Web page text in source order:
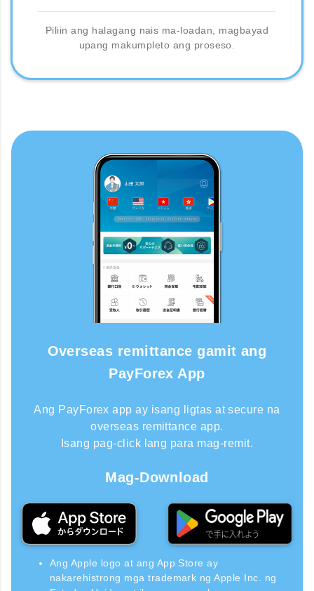
Piliin ang halagang nais ma-loadan, magbayad
upang makumpleto ang proseso.
Overseas remittance gamit ang
PayForex App
Ang PayForex app ay isang ligtas at secure na
overseas remittance app.
Isang pag-click lang para mag-remit.
Mag-Download
Ang Apple logo at ang App Store ay
nakarehistrong mga trademark ng Apple Inc. ng